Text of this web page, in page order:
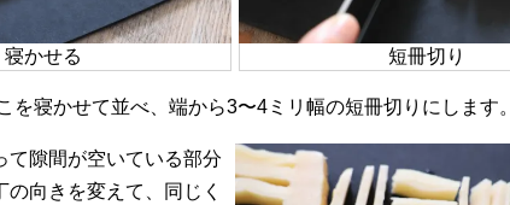
寝かせる 短冊切り
を寝かせて並べ、端から3〜4ミリ幅の短冊切りにします。
て隙間が空いている部分
の向きを変えて、同じく